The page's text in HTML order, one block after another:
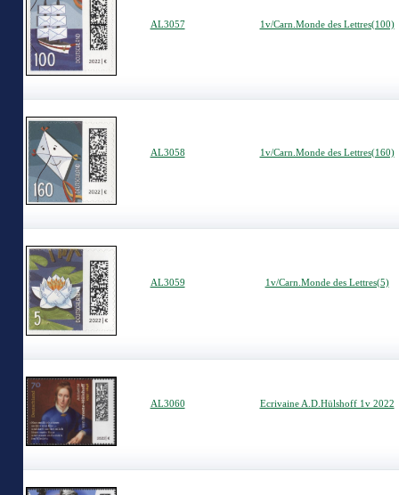
AL3057 1v/Carn.Monde des Lettres(100)
AL3058 1v/Carn.Monde des Lettres(160)
AL3059 1v/Carn.Monde des Lettres(5)
AL3060 Ecrivaine A.D.Hülshoff 1v 2022